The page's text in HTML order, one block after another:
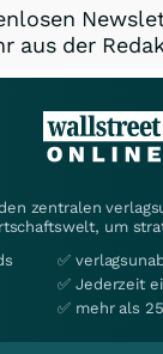
aus der
zentralen
um
✅
✅ Jederzeit
✅ mehr als